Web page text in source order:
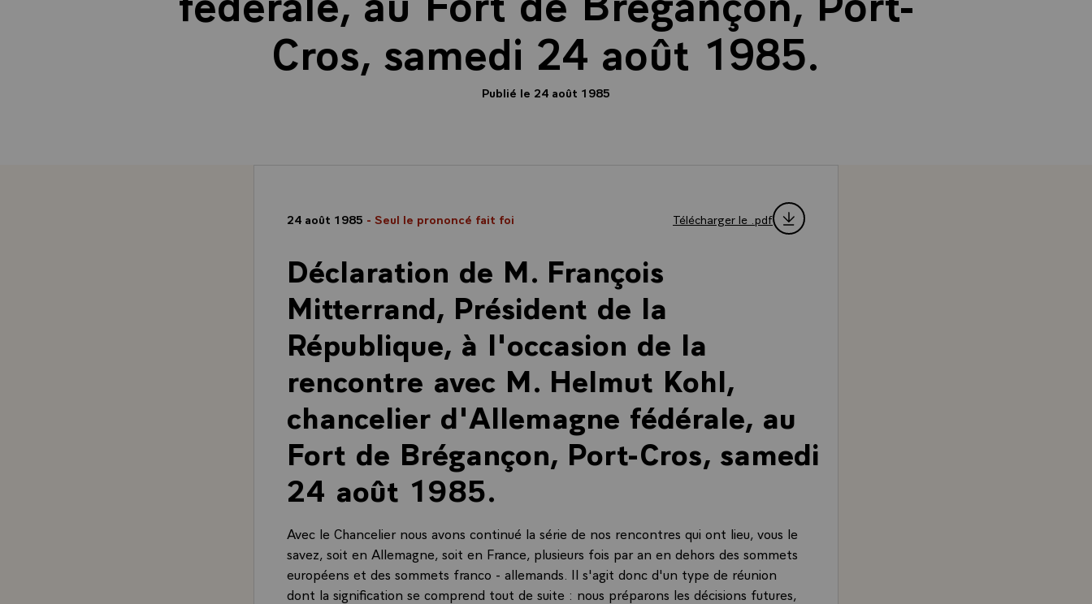
Cros, samedi 24 août 1985.
Publié le 24 août 1985
24 août 1985 - Seul le prononcé fait foi Télécharger le .pdf
Déclaration de M. François
Mitterrand, Président de la
République, à l'occasion de la
rencontre avec M. Helmut Kohl,
chancelier d'Allemagne fédérale, au
Fort de Brégançon, Port-Cros, samedi
24 août 1985.
Avec le Chancelier nous avons continué la série de nos rencontres qui ont lieu, vous le
savez, soit en Allemagne, soit en France, plusieurs fois par an en dehors des sommets
européens et des sommets franco - allemands. Il s'agit donc d'un type de réunion
dont la signification se comprend tout de suite : nous préparons les décisions futures,